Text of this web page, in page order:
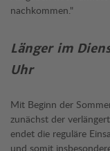
nachkommen."
Länger im
Uhr
Mit Beginn der
zunächst der
endet die reguläre
und somit